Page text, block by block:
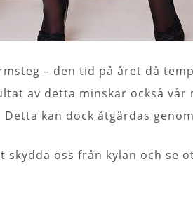
– den tid på året då
av detta minskar också
kan dock åtgärdas genom
skydda oss från kylan och se